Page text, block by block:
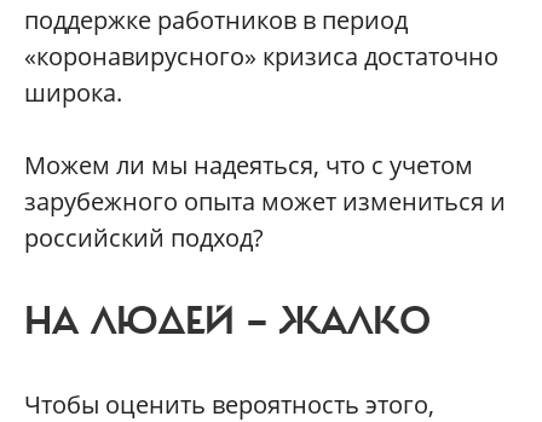
поддержке работников в период
«коронавирусного» кризиса достаточно
широка.
Можем ли мы надеяться, что с учетом
зарубежного опыта может измениться и
российский подход?
НА ЛЮДЕЙ — ЖАЛКО
Чтобы оценить вероятность этого,